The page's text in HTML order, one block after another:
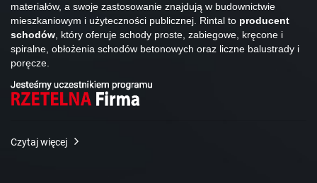
materiałów, a swoje zastosowanie znajdują w budownictwie
mieszkaniowym i użyteczności publicznej. Rintal to producent
schodów, który oferuje schody proste, zabiegowe, kręcone i
spiralne, obłożenia schodów betonowych oraz liczne balustrady i
poręcze.
Czytaj więcej